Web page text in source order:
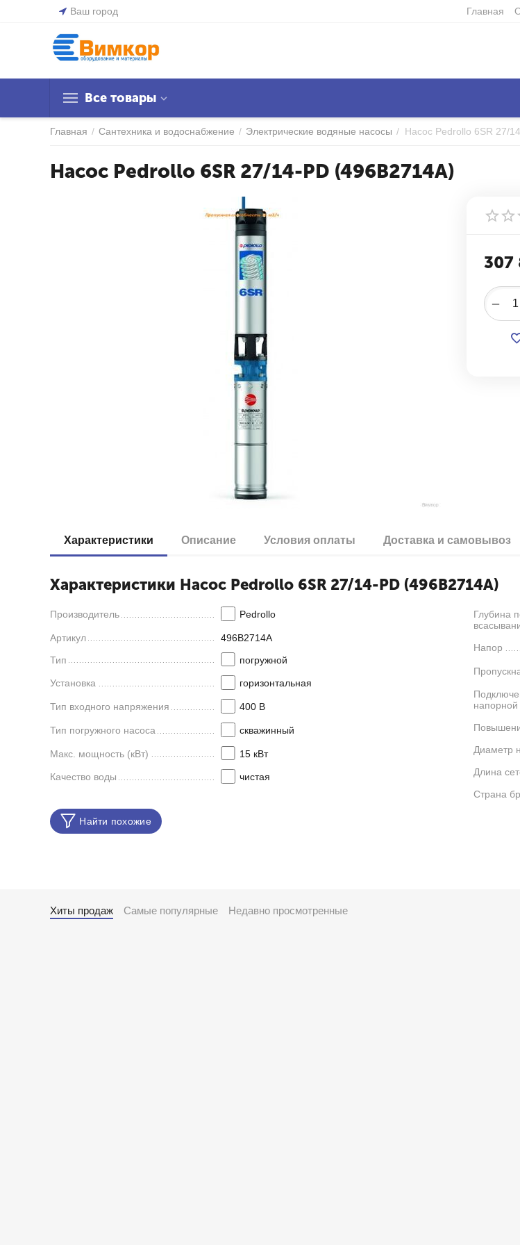
Ваш город Главная
Все товары
Главная / Сантехника и водоснабжение / Электрические водяные насосы / Насос Pedrollo 6SR 27/
Насос Pedrollo 6SR 27/14-PD (496B2714A)
307
−
Характеристики Описание Условия оплаты Доставка и самовывоз
Характеристики Насос Pedrollo 6SR 27/14-PD (496B2714A)
Производитель Pedrollo
Артикул
496B2714A
Тип
погружной
Установка горизонтальная
Тип входного напряжения 400 В
Тип погружного насоса скважинный
Макс. мощность (кВт) 15 кВт
Качество воды чистая
Глубина
Напор
напорной
Диаметр
Длина
Страна
Найти похожие
Хиты продаж Самые популярные Недавно просмотренные